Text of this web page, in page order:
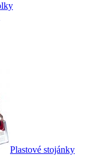
Plastové stojánky